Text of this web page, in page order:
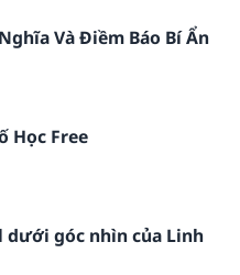
Và Điềm Báo Bí Ẩn
Học Free
dưới góc nhìn của Linh